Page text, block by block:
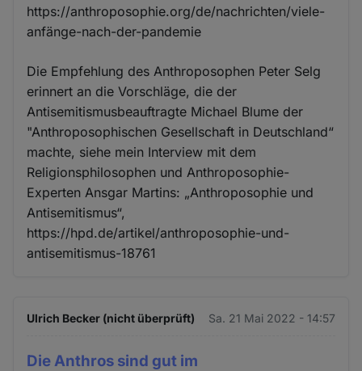
https://anthroposophie.org/de/nachrichten/viele-
anfänge-nach-der-pandemie
Die Empfehlung des Anthroposophen Peter Selg
erinnert an die Vorschläge, die der
Antisemitismusbeauftragte Michael Blume der
"Anthroposophischen Gesellschaft in Deutschland“
machte, siehe mein Interview mit dem
Religionsphilosophen und Anthroposophie-
Experten Ansgar Martins: „Anthroposophie und
Antisemitismus“,
https://hpd.de/artikel/anthroposophie-und-
antisemitismus-18761
Ulrich Becker (nicht überprüft) Sa. 21 Mai 2022 - 14:57
Die Anthros sind gut im